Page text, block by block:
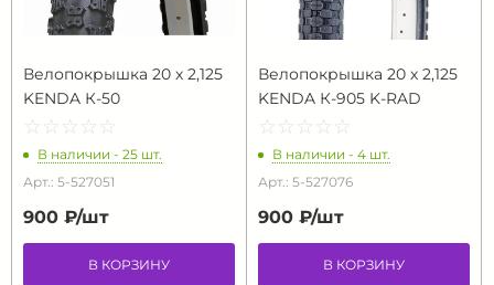
Велопокрышка 20 х 2,125
KENDA К-50
☆ ☆ ☆ ☆ ☆
★ ★ ★ ★ ★
В наличии - 25 шт.
Арт.: 5-527051
900 ₽/шт
В КОРЗИНУ
Велопокрышка 20 х 2,125
KENDA К-905 K-RAD
☆ ☆ ☆ ☆ ☆
★ ★ ★ ★ ★
В наличии - 4 шт.
Арт.: 5-527076
900 ₽/шт
В КОРЗИНУ